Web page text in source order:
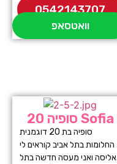
0542143707
וואטסאפ
סופיה 20 Sofia
סופיה בת 20 דוגמנית
החלומות בתל אביב קוראים לי
אליסה ואני מעסה חדשה בתל